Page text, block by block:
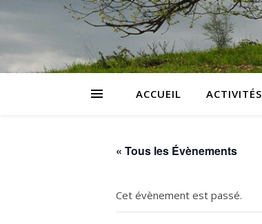
ACCUEIL ACTIVITÉS
« Tous les Évènements
Cet évènement est passé.